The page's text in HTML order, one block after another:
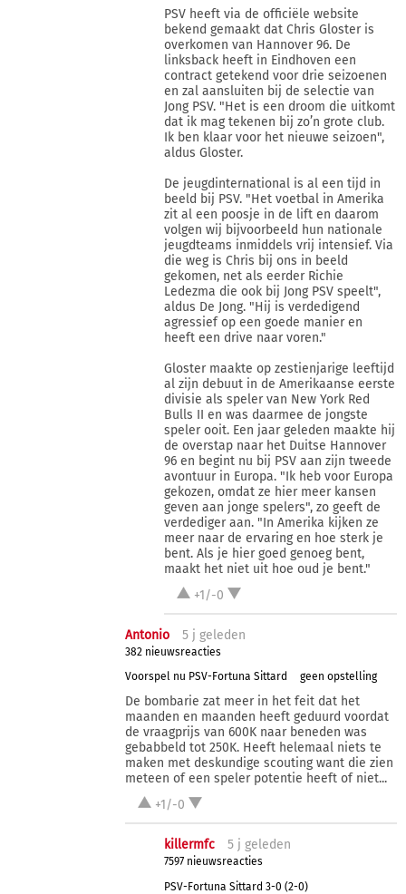
PSV heeft via de officiële website
bekend gemaakt dat Chris Gloster is
overkomen van Hannover 96. De
linksback heeft in Eindhoven een
contract getekend voor drie seizoenen
en zal aansluiten bij de selectie van
Jong PSV. "Het is een droom die uitkomt
dat ik mag tekenen bij zo’n grote club.
Ik ben klaar voor het nieuwe seizoen",
aldus Gloster.
De jeugdinternational is al een tijd in
beeld bij PSV. "Het voetbal in Amerika
zit al een poosje in de lift en daarom
volgen wij bijvoorbeeld hun nationale
jeugdteams inmiddels vrij intensief. Via
die weg is Chris bij ons in beeld
gekomen, net als eerder Richie
Ledezma die ook bij Jong PSV speelt",
aldus De Jong. "Hij is verdedigend
agressief op een goede manier en
heeft een drive naar voren."
Gloster maakte op zestienjarige leeftijd
al zijn debuut in de Amerikaanse eerste
divisie als speler van New York Red
Bulls II en was daarmee de jongste
speler ooit. Een jaar geleden maakte hij
de overstap naar het Duitse Hannover
96 en begint nu bij PSV aan zijn tweede
avontuur in Europa. "Ik heb voor Europa
gekozen, omdat ze hier meer kansen
geven aan jonge spelers", zo geeft de
verdediger aan. "In Amerika kijken ze
meer naar de ervaring en hoe sterk je
bent. Als je hier goed genoeg bent,
maakt het niet uit hoe oud je bent."
+1/-0
Antonio 5 j geleden
382 nieuwsreacties
Voorspel nu PSV-Fortuna Sittard
geen opstelling
De bombarie zat meer in het feit dat het
maanden en maanden heeft geduurd voordat
de vraagprijs van 600K naar beneden was
gebabbeld tot 250K. Heeft helemaal niets te
maken met deskundige scouting want die zien
meteen of een speler potentie heeft of niet...
+1/-0
killermfc 5 j geleden
7597 nieuwsreacties
PSV-Fortuna Sittard 3-0 (2-0)